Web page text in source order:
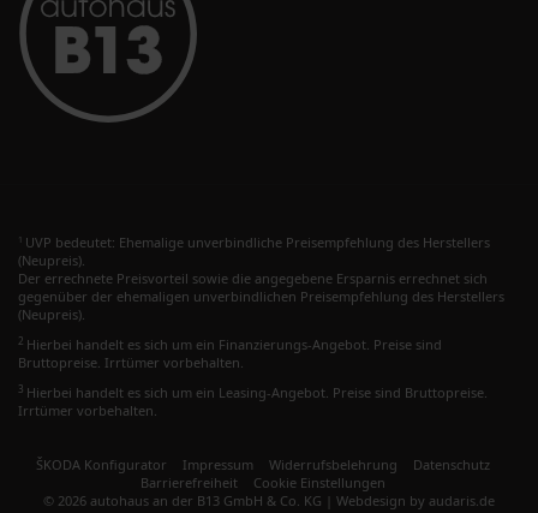
1 UVP bedeutet: Ehemalige unverbindliche Preisempfehlung des Herstellers
(Neupreis).
Der errechnete Preisvorteil sowie die angegebene Ersparnis errechnet sich
gegenüber der ehemaligen unverbindlichen Preisempfehlung des Herstellers
(Neupreis).
2 Hierbei handelt es sich um ein Finanzierungs-Angebot. Preise sind
Bruttopreise. Irrtümer vorbehalten.
3 Hierbei handelt es sich um ein Leasing-Angebot. Preise sind Bruttopreise.
Irrtümer vorbehalten.
ŠKODA Konfigurator Impressum Widerrufsbelehrung
Datenschutz
Barrierefreiheit
Cookie Einstellungen
© 2026 autohaus an der B13 GmbH & Co. KG | Webdesign by audaris.de